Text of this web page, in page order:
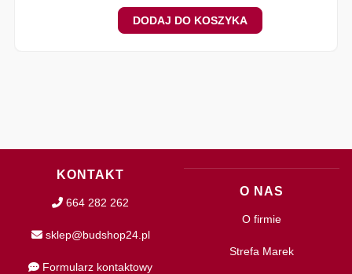
DODAJ DO KOSZYKA
KONTAKT
664 282 262
sklep@budshop24.pl
Formularz kontaktowy
O NAS
O firmie
Strefa Marek